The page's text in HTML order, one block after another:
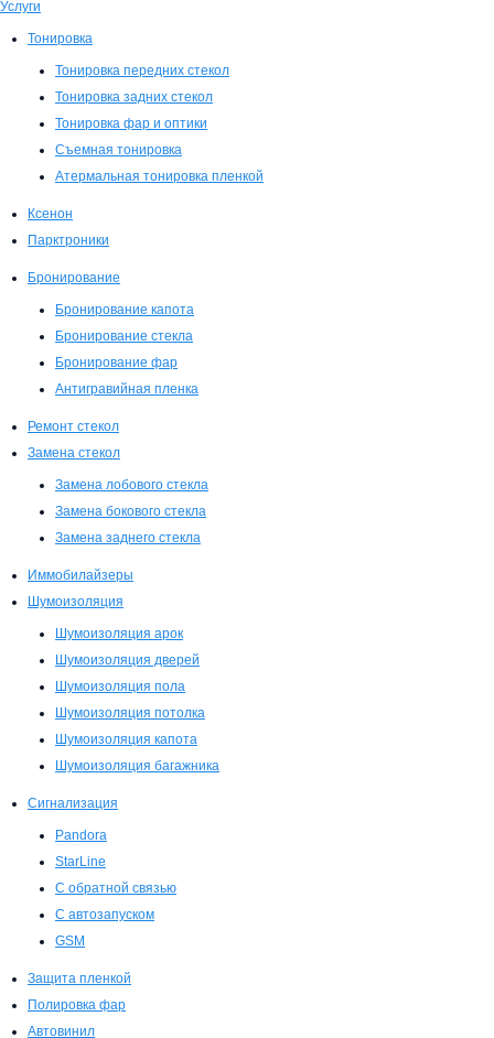
Услуги
Тонировка
Тонировка передних стекол
Тонировка задних стекол
Тонировка фар и оптики
Съемная тонировка
Атермальная тонировка пленкой
Ксенон
Парктроники
Бронирование
Бронирование капота
Бронирование стекла
Бронирование фар
Антигравийная пленка
Ремонт стекол
Замена стекол
Замена лобового стекла
Замена бокового стекла
Замена заднего стекла
Иммобилайзеры
Шумоизоляция
Шумоизоляция арок
Шумоизоляция дверей
Шумоизоляция пола
Шумоизоляция потолка
Шумоизоляция капота
Шумоизоляция багажника
Сигнализация
Pandora
StarLine
С обратной связью
С автозапуском
GSM
Защита пленкой
Полировка фар
Автовинил